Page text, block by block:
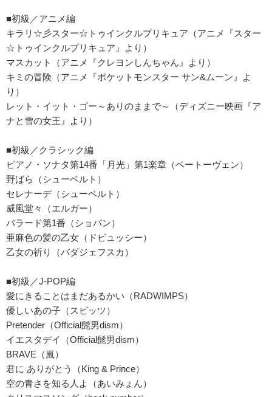
■初級／アニメ編
キラリ☆彡スター☆トゥインクルプリキュア（アニメ『スター
☆トゥインクルプリキュア』より）
マスカット（アニメ『クレヨンしんちゃん』より）
キミの冒険（アニメ『ポケットモンスター サン&ムーン』よ
り）
レット・イット・ゴー～ありのままで～（ディズニー映画『ア
ナと雪の女王』より）
■初級／クラシック編
ピアノ・ソナタ第14番「月光」第1楽章（ベートーヴェン）
野ばら（シューベルト）
セレナーデ（シューベルト）
威風堂々（エルガー）
バラード第1番（ショパン）
亜麻色の髪の乙女（ドビュッシー）
乙女の祈り（バダジェフスカ）
■初級／J-POP編
愛にきることはまだあるかい（RADWIMPS）
優しいあの子（スピッツ）
Pretender（Official髭男dism）
イエスタデイ（Official髭男dism）
BRAVE（嵐）
君に ありがとう（King & Prince）
空の青さを知る人よ（あいみょん）